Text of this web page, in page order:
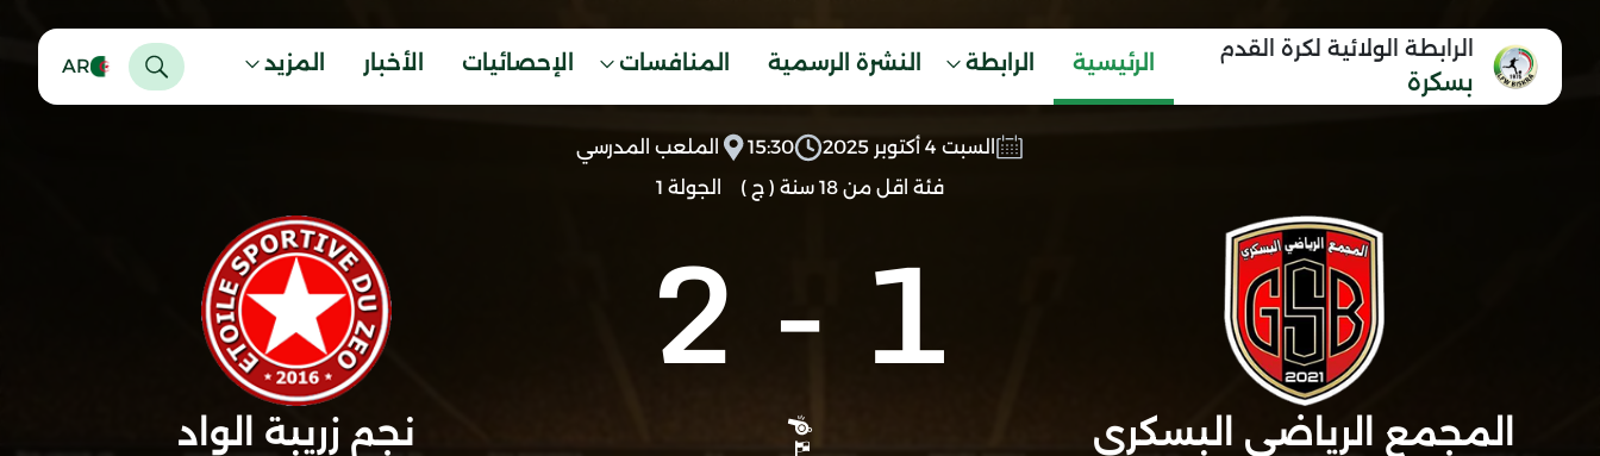
الرابطة الولائية لكرة القدم
بسكرة
الرئيسية الرابطة النشرة الرسمية المنافسات الإحصائيات الأخبار المزيد AR
السبت 4 أكتوبر 2025 15:30
الملعب المدرسي
فئة اقل من 18 سنة ( ج )
الجولة 1
المجمع الرياضي البسكري
1
-
2
نجم زريبة الواد